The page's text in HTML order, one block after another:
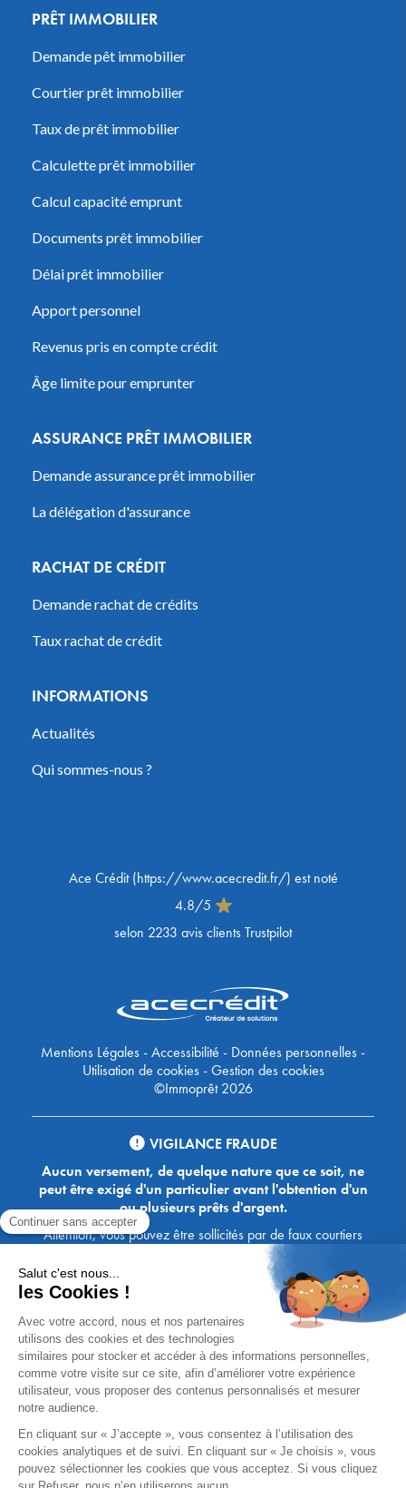
PRÊT IMMOBILIER
Demande pêt immobilier
Courtier prêt immobilier
Taux de prêt immobilier
Calculette prêt immobilier
Calcul capacité emprunt
Documents prêt immobilier
Délai prêt immobilier
Apport personnel
Revenus pris en compte crédit
Âge limite pour emprunter
ASSURANCE PRÊT IMMOBILIER
Demande assurance prêt immobilier
La délégation d'assurance
RACHAT DE CRÉDIT
Demande rachat de crédits
Taux rachat de crédit
INFORMATIONS
Actualités
Qui sommes-nous ?
Ace Crédit(https://www.acecredit.fr/) est noté
4.8/5
selon 2233 avis clients Trustpilot
Mentions Légales-Accessibilité - Données personnelles-
Utilisation de cookies-Gestion des cookies
©Immoprêt 2026
VIGILANCE FRAUDE
Aucun versement, de quelque nature que ce soit, ne
peut être exigé d'un particulier avant l'obtention d'un
ou plusieurs prêts d'argent.
Attention, vous pouvez être sollicités par de faux courtiers
Ace Crédit / Immoprêt, qui vous proposent de bénéficier de
crédits, en vous demandant de transmettre des documents,
des fonds, des coordonnées bancaires, etc. Soyez vigilants :
Immoprêt ne demande jamais à ses clients de virer sur ses
comptes des sommes prêtées par les banques, à l'exception
des honoraires des agences. Les courtiers Ace Crédit /
Immoprêt vous écrivent toujours d'une adresse mail
xxxx@acecredit.fr ou xxxx@immopret.fr.
* Taux fixe national hors assurance, pouvant varier selon votre région et
dossier. Exemple représentatif pour un montant emprunté de 200 000 €.
Taux débiteur fixe de 2.85 % et TAEG fixe (hors frais) de 3.21 % (taux
assurance emprunteur de 0,36%) sur 15 ans. 180 mensualités de
1 426,78 € (dont 60,00 € d'assurance). Coût total du crédit (hors frais) :
56 820,53 €. Montant total dû (hors frais) : 256 820,53 €.